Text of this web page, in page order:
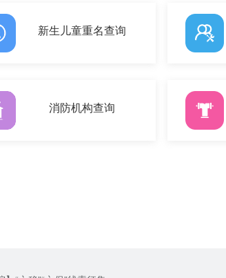
新生儿童重名查询
消防机构查询